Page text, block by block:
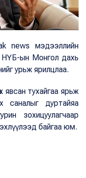
news мэдээллийн
НҮБ-ын Монгол дахь
урьж ярилцлаа.
явсан тухайгаа ярьж
саналыг дуртайяа
зохицуулагчаар
байгаа юм.